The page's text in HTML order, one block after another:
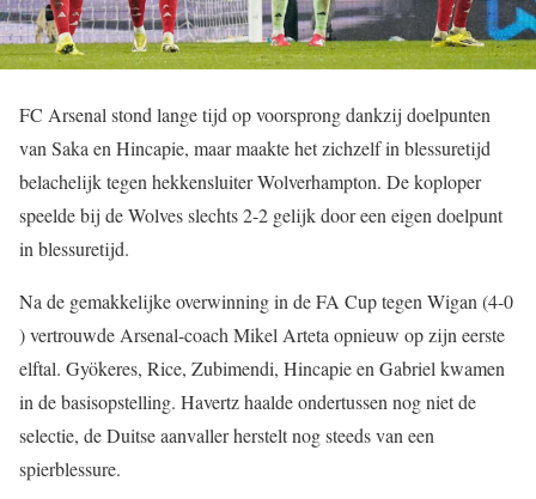
FC Arsenal stond lange tijd op voorsprong dankzij doelpunten
van Saka en Hincapie, maar maakte het zichzelf in blessuretijd
belachelijk tegen hekkensluiter Wolverhampton. De koploper
speelde bij de Wolves slechts 2-2 gelijk door een eigen doelpunt
in blessuretijd.
Na de gemakkelijke overwinning in de FA Cup tegen Wigan (4-0
) vertrouwde Arsenal-coach Mikel Arteta opnieuw op zijn eerste
elftal. Gyökeres, Rice, Zubimendi, Hincapie en Gabriel kwamen
in de basisopstelling. Havertz haalde ondertussen nog niet de
selectie, de Duitse aanvaller herstelt nog steeds van een
spierblessure.